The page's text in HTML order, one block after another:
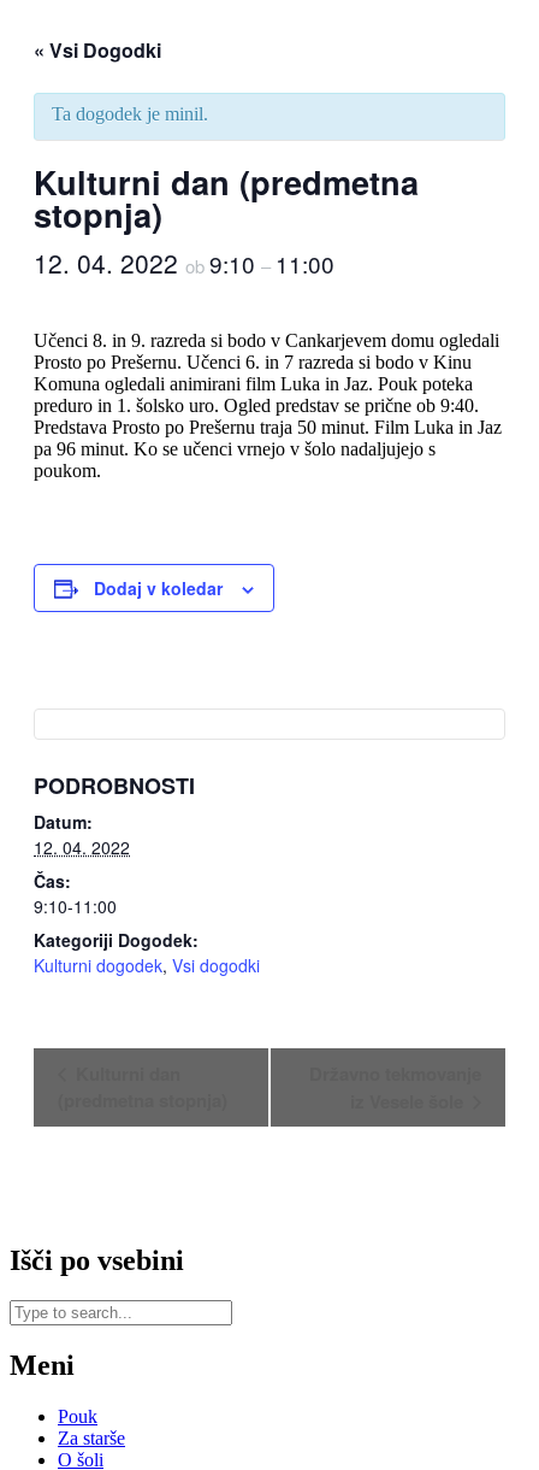
« Vsi Dogodki
Ta dogodek je minil.
Kulturni dan (predmetna
stopnja)
12. 04. 2022 ob9:10 – 11:00
Učenci 8. in 9. razreda si bodo v Cankarjevem domu ogledali
Prosto po Prešernu. Učenci 6. in 7 razreda si bodo v Kinu
Komuna ogledali animirani film Luka in Jaz. Pouk poteka
preduro in 1. šolsko uro. Ogled predstav se prične ob 9:40.
Predstava Prosto po Prešernu traja 50 minut. Film Luka in Jaz
pa 96 minut. Ko se učenci vrnejo v šolo nadaljujejo s
poukom.
Dodaj v koledar
PODROBNOSTI
Datum:
12. 04. 2022
Čas:
9:10-11:00
Kategoriji Dogodek:
Kulturni dogodek, Vsi dogodki
Išči po vsebini
Meni
Pouk
Za starše
O šoli